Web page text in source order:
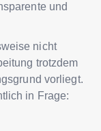
und
nicht
trotzdem
vorliegt.
in Frage: